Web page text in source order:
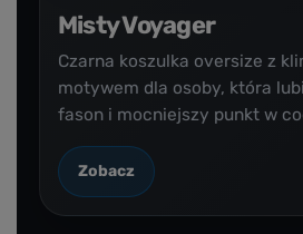
Misty Voyager
Czarna koszulka oversize z
motywem dla osoby, która
fason i mocniejszy punkt w
Zobacz